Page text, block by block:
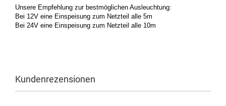
Unsere Empfehlung zur bestmöglichen Ausleuchtung:
Bei 12V eine Einspeisung zum Netzteil alle 5m
Bei 24V eine Einspeisung zum Netzteil alle 10m
Kundenrezensionen